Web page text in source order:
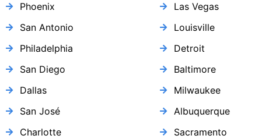
Phoenix
San Antonio
Philadelphia
San Diego
Dallas
San José
Charlotte
Las Vegas
Louisville
Detroit
Baltimore
Milwaukee
Albuquerque
Sacramento